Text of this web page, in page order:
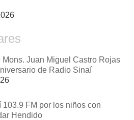
Mons. Juan Miguel Castro Rojas
de Radio Sinaí
103.9 FM por los niños con
Hendido